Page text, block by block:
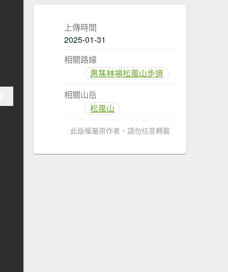
上傳時間
2025-01-31
相關路線
惠蓀林場松風山步道
相關山岳
松風山
此版權屬原作者，請勿任意轉載